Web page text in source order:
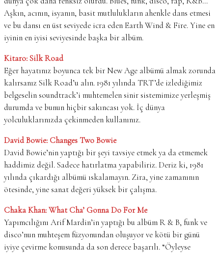
Aşkın, acının, isyanın, basit mutlulukların ahenkle dans etmesi
ve bu dansı en üst seviyede icra eden Earth Wind & Fire. Yine en
iyinin en iyisi seviyesinde başka bir albüm.
Kitaro: Silk Road
Eğer hayatınız boyunca tek bir New Age albümü almak zorunda
kalırsanız Silk Road’u alın. 1981 yılında TRT’de izlediğimiz
belgeselin soundtrack’i muhtemelen sinir sistemimize yerleşmiş
durumda ve bunun hiçbir sakıncası yok. İç dünya
yolculuklarınızda çekinmeden kullanınız.
David Bowie: Changes Two Bowie
David Bowie’nin yaptığı bir şeyi tavsiye etmek ya da etmemek
haddimiz değil. Sadece hatırlatma yapabiliriz. Deriz ki, 1981
yılında çıkardığı albümü ıskalamayın. Zira, yine zamanının
ötesinde, yine sanat değeri yüksek bir çalışma.
Chaka Khan: What Cha’ Gonna Do For Me
Yapımcılığını Arif Mardin’in yaptığı bu albüm R & B, funk ve
disco’nun muhteşem füzyonundan oluşuyor ve kötü bir günü
iyiye çevirme konusunda da son derece başarılı. “Öyleyse